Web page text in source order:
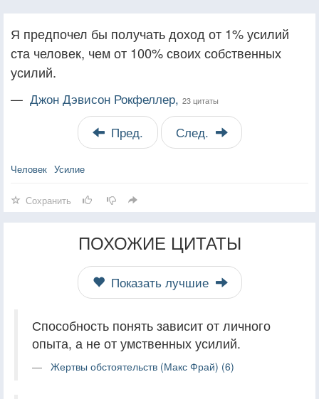
Я предпочел бы получать доход от 1% усилий
ста человек, чем от 100% своих собственных
усилий.
— Джон Дэвисон Рокфеллер, 23 цитаты
Пред. След.
Человек Усилие
Сохранить
ПОХОЖИЕ ЦИТАТЫ
Показать лучшие
Способность понять зависит от личного
опыта, а не от умственных усилий.
Жертвы обстоятельств (Макс Фрай) (6)